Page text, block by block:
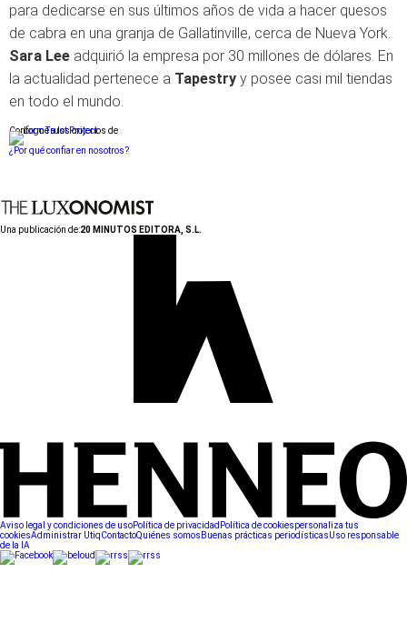
para dedicarse en sus últimos años de vida a hacer quesos
de cabra en una granja de Gallatinville, cerca de Nueva York.
Sara Lee adquirió la empresa por 30 millones de dólares. En
la actualidad pertenece a Tapestry y posee casi mil tiendas
en todo el mundo.
Conforme a los criterios de
¿Por qué confiar en nosotros?
Una publicación de:20 MINUTOS EDITORA, S.L.
Aviso legal y condiciones de usoPolítica de privacidad Política de cookiespersonaliza tus
cookiesAdministrar UtiqContactoQuiénes somos Buenas prácticas periodísticasUso responsable
de la IA